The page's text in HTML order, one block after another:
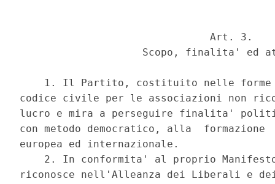
                               Art. 3.
Scopo, finalita' ed
1. Il Partito, costituito nelle
codice civile per le associazioni non
lucro e mira a perseguire finalita'
con metodo democratico, alla
europea ed internazionale.
2. In conformita' al proprio
riconosce nell'Alleanza dei Liberali e